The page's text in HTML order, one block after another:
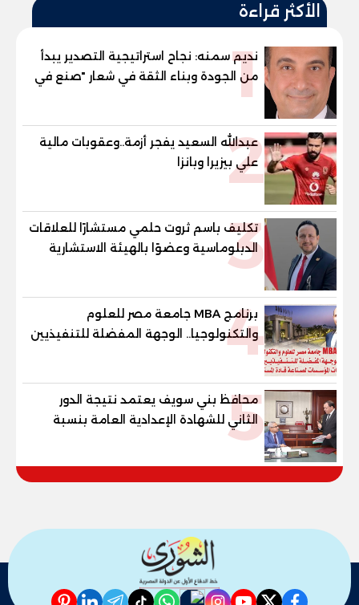
الأكثر قراءة
1
نديم سمنه: نجاح استراتيجية التصدير يبدأ
من الجودة وبناء الثقة في شعار "صنع في
مصر"
2
عبدالله السعيد يفجر أزمة..وعقوبات مالية
علي بيزيرا وبانزا
3
تكليف باسم ثروت حلمي مستشارًا للعلاقات
الدبلوماسية وعضوًا بالهيئة الاستشارية
العليا لمنظمة «جاد جمينت يوإن»
4
برنامج MBA جامعة مصر للعلوم
والتكنولوجيا.. الوجهة المفضلة للتنفيذيين
وقيادات المؤسسات لصناعة قادة
5
محافظ بني سويف يعتمد نتيجة الدور
الثاني للشهادة الإعدادية العامة بنسبة
والنور للمكفوفين